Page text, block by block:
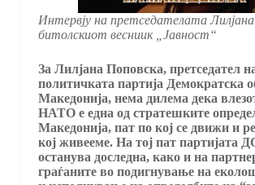
Интервју на претседателата
битолскиот весниик „Јавност“
За Лилјана Поповска, претседател
политичката партија Демократска
Македонија, нема дилема дека
НАТО е една од стратешките
Македонија, пат по кој се движи и
кој живееме. На тој пат партијата
останува доследна, како и на
граѓаните во подигнување на